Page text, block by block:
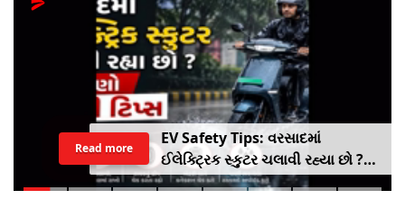
EV Safety Tips: વરસાદમાં
ઈલેક્ટ્રિક સ્કુટર ચલાવી રહ્યા છો ?
આ નાનકડી ભૂલ પડી શકે છે ભારે ..
Read more